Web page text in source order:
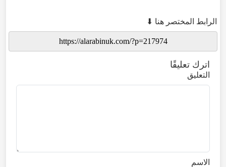
الرابط المختصر هنا ⬇
اترك تعليقًا
التعليق
الاسم